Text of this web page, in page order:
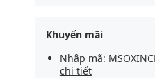
Khuyến mãi
Nhập mã:
chi tiết